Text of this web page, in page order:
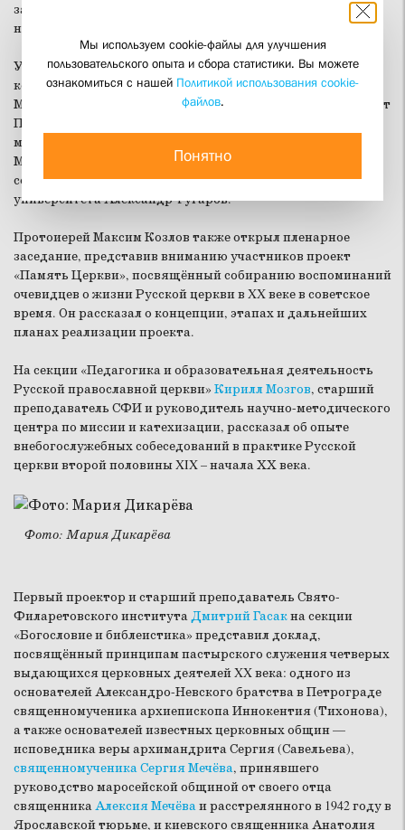
завершила работу в Пензенской духовной семинарии 1
ноября.
Участников приветствовали председатель Учебного
комитета Русской православной церкви протоиерей
Максим Козлов, ректор Пензенской семинарии митрополит
Пензенский и Нижнеломовский Серафим, заместитель
министра образования Пензенской области Оксана
Милаева и декан факультета педагогики, психологии и
социальных наук Пензенского государственного
университета Александр Тугаров.
Протоиерей Максим Козлов также открыл пленарное
заседание, представив вниманию участников проект
«Память Церкви», посвящённый собиранию воспоминаний
очевидцев о жизни Русской церкви в XX веке в советское
время. Он рассказал о концепции, этапах и дальнейших
планах реализации проекта.
На секции «Педагогика и образовательная деятельность
Русской православной церкви» Кирилл Мозгов, старший
преподаватель СФИ и руководитель научно-методического
центра по миссии и катехизации, рассказал об опыте
внебогослужебных собеседований в практике Русской
церкви второй половины XIX – начала ХХ века.
Фото: Мария Дикарёва
Первый проектор и старший преподаватель Свято-
Филаретовского институтаДмитрий Гасакна секции
«Богословие и библеистика» представил доклад,
посвящённый принципам пастырского служения четверых
выдающихся церковных деятелей XX века: одного из
основателей Александро-Невского братства в Петрограде
священномученика архиепископа Иннокентия (Тихонова),
а также основателей известных церковных общин —
исповедника веры архимандрита Сергия (Савельева),
священномученика Сергия Мечёва, принявшего
руководство маросейской общиной от своего отца
священникаАлексия Мечёваи расстрелянного в 1942 году в
Ярославской тюрьме, и киевского священника Анатолия
Мы используем cookie-файлы для улучшения
пользовательского опыта и сбора статистики. Вы можете
ознакомиться с нашей Политикой использования cookie-
файлов.
Понятно